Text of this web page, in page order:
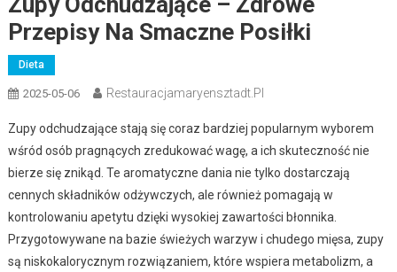
Przepisy Na Smaczne Posiłki
Dieta
2025-05-06 Restauracjamaryensztadt.pl
Zupy odchudzające stają się coraz bardziej popularnym wyborem
wśród osób pragnących zredukować wagę, a ich skuteczność nie
bierze się znikąd. Te aromatyczne dania nie tylko dostarczają
cennych składników odżywczych, ale również pomagają w
kontrolowaniu apetytu dzięki wysokiej zawartości błonnika.
Przygotowywane na bazie świeżych warzyw i chudego mięsa, zupy
są niskokalorycznym rozwiązaniem, które wspiera metabolizm, a